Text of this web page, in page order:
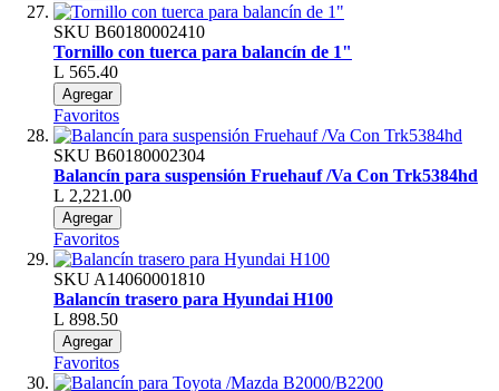
SKU B60180002410
Tornillo con tuerca para balancín de 1"
L 565.40
Agregar
Favoritos
SKU B60180002304
Balancín para suspensión Fruehauf /Va Con Trk5384hd
L 2,221.00
Agregar
Favoritos
SKU A14060001810
Balancín trasero para Hyundai H100
L 898.50
Agregar
Favoritos